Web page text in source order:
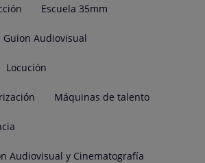
Escuela 35mm
Guion Audiovisual
Locución
Máquinas de talento
Audiovisual y Cinematografía